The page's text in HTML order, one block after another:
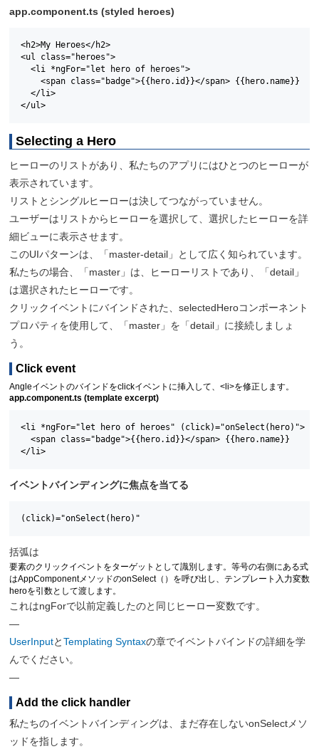
app.component.ts (styled heroes)
<h2>My Heroes</h2>
<ul class="heroes">
  <li *ngFor="let hero of heroes">
    <span class="badge">{{hero.id}}</span> {{hero.name}}
  </li>
</ul>
Selecting a Hero
ヒーローのリストがあり、私たちのアプリにはひとつのヒーローが
表示されています。
リストとシングルヒーローは決してつながっていません。
ユーザーはリストからヒーローを選択して、選択したヒーローを詳
細ビューに表示させます。
このUIパターンは、「master-detail」として広く知られています。
私たちの場合、「master」は、ヒーローリストであり、「detail」
は選択されたヒーローです。
クリックイベントにバインドされた、selectedHeroコンポーネント
プロパティを使用して、「master」を「detail」に接続しましょ
う。
Click event
Angleイベントのバインドをclickイベントに挿入して、<li>を修正します。
app.component.ts (template excerpt)
<li *ngFor="let hero of heroes" (click)="onSelect(hero)">
  <span class="badge">{{hero.id}}</span> {{hero.name}}
</li>
イベントバインディングに焦点を当てる
(click)="onSelect(hero)"
括弧は
要素のクリックイベントをターゲットとして識別します。等号の右側にある式
はAppComponentメソッドのonSelect（）を呼び出し、テンプレート入力変数
heroを引数として渡します。
これはngForで以前定義したのと同じヒーロー変数です。
—
UserInputとTemplating Syntaxの章でイベントバインドの詳細を学
んでください。
—
Add the click handler
私たちのイベントバインディングは、まだ存在しないonSelectメソ
ッドを指します。